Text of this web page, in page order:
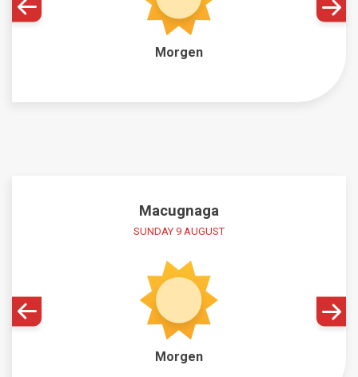
Morgen
Macugnaga
SUNDAY 9 AUGUST
Morgen